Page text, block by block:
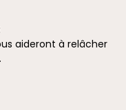
aideront à relâcher